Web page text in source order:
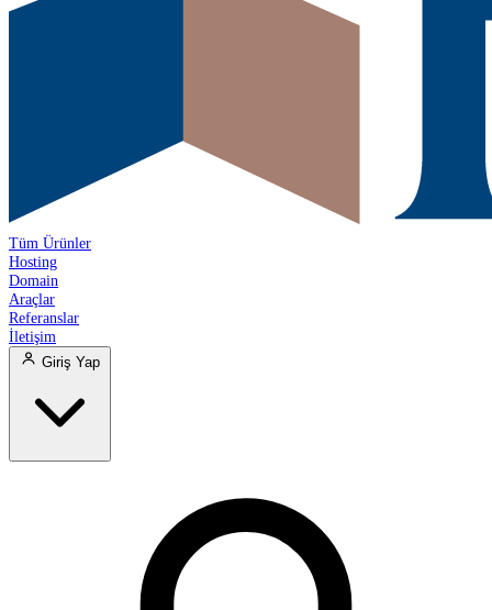
Tüm Ürünler
Hosting
Domain
Araçlar
Referanslar
İletişim
Giriş Yap